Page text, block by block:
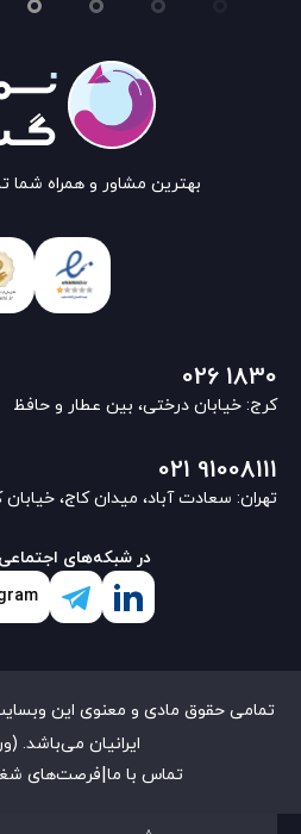
بهترین مشاور و همراه شما
026 1830
کرج: خیابان درختی، بین عطار و حافظ
021 91008111
تهران: سعادت آباد، میدان کاج، خیابان
در شبکه‌های
تمامی حقوق مادی و معنوی این
ایرانیان می‌باشد. (ورژن
تماس با ما فرصت‌های